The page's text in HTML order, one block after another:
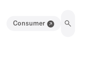
Consumer